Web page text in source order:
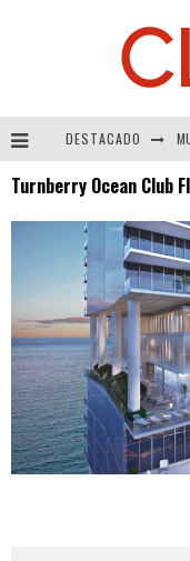
DESTACADO
Turnberry Ocean Club